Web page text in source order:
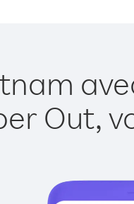
Out,